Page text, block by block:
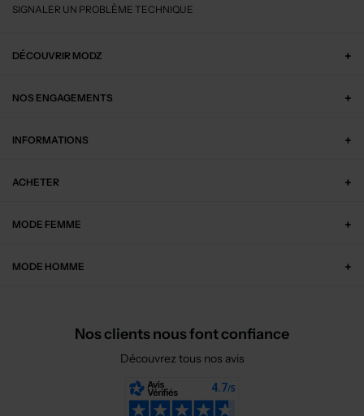
SIGNALER UN PROBLÈME TECHNIQUE
DÉCOUVRIR MODZ
NOS ENGAGEMENTS
INFORMATIONS
ACHETER
MODE FEMME
MODE HOMME
Nos clients nous font confiance
Découvrez tous nos avis